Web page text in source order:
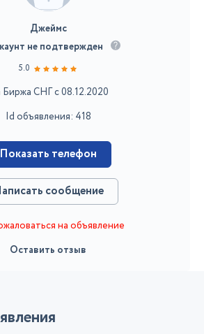
Джеймс
не подтвержден
5.0
СНГ с 08.12.2020
Id объявления: 418
Показать телефон
сообщение
на объявление
Оставить отзыв